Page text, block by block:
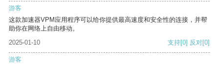
游客
这款加速器VPM应用程序可以给你提供最高速度和安全性的连接，并帮
助你在网络上自由移动。
2025-01-10
支持[0] 反对[0]
游客